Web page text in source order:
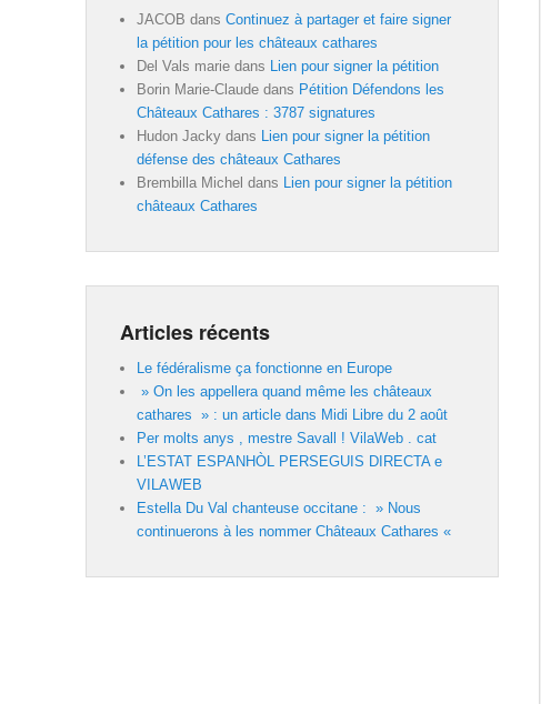
JACOB dans Continuez à partager et faire signer
la pétition pour les châteaux cathares
Del Vals marie dans
Lien pour signer la pétition
Borin Marie-Claude dans Pétition Défendons les
Châteaux Cathares : 3787 signatures
Hudon Jacky dans
Lien pour signer la pétition
défense des châteaux Cathares
Brembilla Michel dans
Lien pour signer la pétition
châteaux Cathares
Articles récents
Le fédéralisme ça fonctionne en Europe
» On les appellera quand même les châteaux
cathares » : un article dans Midi Libre du 2 août
Per molts anys , mestre Savall ! VilaWeb . cat
L’ESTAT ESPANHÒL PERSEGUIS DIRECTA e
VILAWEB
Estella Du Val chanteuse occitane : » Nous
continuerons à les nommer Châteaux Cathares «